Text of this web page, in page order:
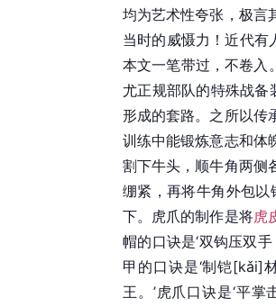
均为艺术性夸张，极言
当时的威慑力！近代有
本文一笔带过，不卷入
尤正规部队的特殊战备
形成的套路。之所以传
训练中能锻炼意志和体
割下牛头，顺牛角两侧
绷紧，再将牛角外包
下。虎爪的制作是将虎
帽的口诀是‘双钩压双
甲的口诀是‘制铠[kǎi]
王。’虎爪口诀是‘平